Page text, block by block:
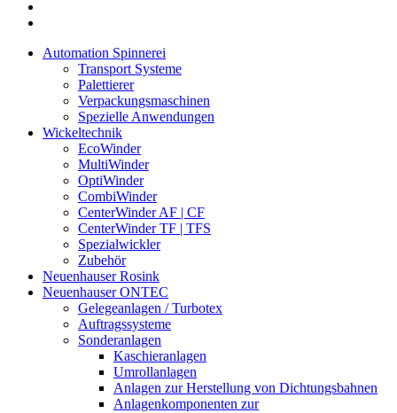
Automation Spinnerei
Transport Systeme
Palettierer
Verpackungsmaschinen
Spezielle Anwendungen
Wickeltechnik
EcoWinder
MultiWinder
OptiWinder
CombiWinder
CenterWinder AF | CF
CenterWinder TF | TFS
Spezialwickler
Zubehör
Neuenhauser Rosink
Neuenhauser ONTEC
Gelegeanlagen / Turbotex
Auftragssysteme
Sonderanlagen
Kaschieranlagen
Umrollanlagen
Anlagen zur Herstellung von Dichtungsbahnen
Anlagenkomponenten zur